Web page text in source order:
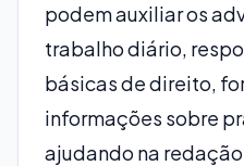
podem auxiliar os
trabalho diário,
básicas de direito,
informações sobre
ajudando na